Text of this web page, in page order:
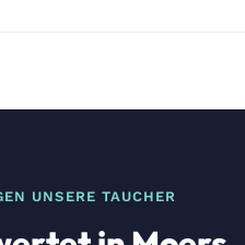
UNSERE TAUCHER